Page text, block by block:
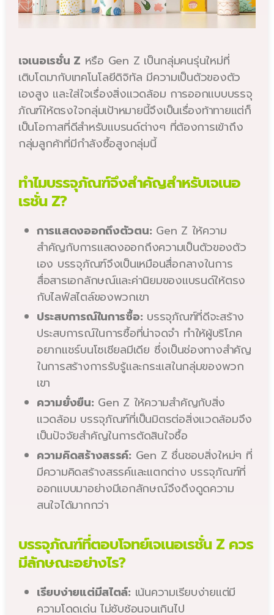
เจเนอเรชั่น Z หรือ Gen Z เป็นกลุ่มคนรุ่นใหม่ที่
เติบโตมากับเทคโนโลยีดิจิทัล มีความเป็นตัวของตัว
เองสูง และใส่ใจเรื่องสิ่งแวดล้อม การออกแบบบรรจุ
ภัณฑ์ให้ตรงใจกลุ่มเป้าหมายนี้จึงเป็นเรื่องท้าทายแต่ก็
เป็นโอกาสที่ดีสำหรับแบรนด์ต่างๆ ที่ต้องการเข้าถึง
กลุ่มลูกค้าที่มีกำลังซื้อสูงกลุ่มนี้
ทำไมบรรจุภัณฑ์จึงสำคัญสำหรับเจเนอ
เรชั่น Z?
การแสดงออกถึงตัวตน: Gen Z ให้ความ
สำคัญกับการแสดงออกถึงความเป็นตัวของตัว
เอง บรรจุภัณฑ์จึงเป็นเหมือนสื่อกลางในการ
สื่อสารเอกลักษณ์และค่านิยมของแบรนด์ให้ตรง
กับไลฟ์สไตล์ของพวกเขา
ประสบการณ์ในการซื้อ: บรรจุภัณฑ์ที่ดีจะสร้าง
ประสบการณ์ในการซื้อที่น่าจดจำ ทำให้ผู้บริโภค
อยากแชร์บนโซเชียลมีเดีย ซึ่งเป็นช่องทางสำคัญ
ในการสร้างการรับรู้และกระแสในกลุ่มของพวก
เขา
ความยั่งยืน: Gen Z ให้ความสำคัญกับสิ่ง
แวดล้อม บรรจุภัณฑ์ที่เป็นมิตรต่อสิ่งแวดล้อมจึง
เป็นปัจจัยสำคัญในการตัดสินใจซื้อ
ความคิดสร้างสรรค์: Gen Z ชื่นชอบสิ่งใหม่ๆ ที่
มีความคิดสร้างสรรค์และแตกต่าง บรรจุภัณฑ์ที่
ออกแบบมาอย่างมีเอกลักษณ์จึงดึงดูดความ
สนใจได้มากกว่า
บรรจุภัณฑ์ที่ตอบโจทย์เจเนอเรชั่น Z ควร
มีลักษณะอย่างไร?
เรียบง่ายแต่มีสไตล์: เน้นความเรียบง่ายแต่มี
ความโดดเด่น ไม่ซับซ้อนจนเกินไป